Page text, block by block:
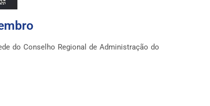
do Conselho Regional de Administração do